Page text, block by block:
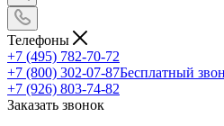
Телефоны
+7 (495) 782-70-72
+7 (800) 302-07-87Бесплатный
+7 (926) 803-74-82
Заказать звонок